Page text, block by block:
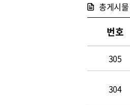
총게시
번호
305
304